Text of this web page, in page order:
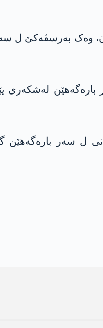
وەک بەرسڤەکێ ل
د جۆتمەها 2023ان ڤە، ئێریشێن
ڤان ئێریشان، فرۆکەیێن ئه‌مەریکی